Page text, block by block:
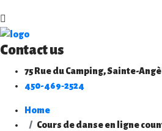
Contact us
75 Rue du Camping, Sainte-
450-469‑2524
Home
Cours de danse en ligne